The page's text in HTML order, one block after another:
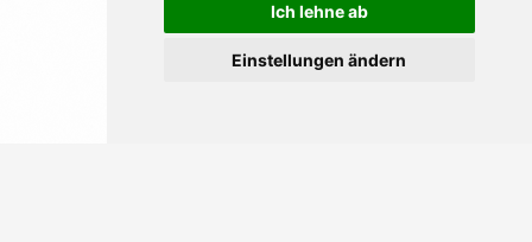
Ich lehne ab
Einstellungen ändern